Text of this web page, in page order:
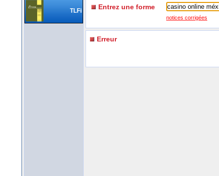
TLFi Entrez une forme
notices corrigées
Erreur